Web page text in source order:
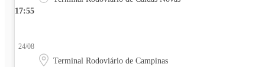
17:55
24/08
Terminal Rodoviário de Campinas